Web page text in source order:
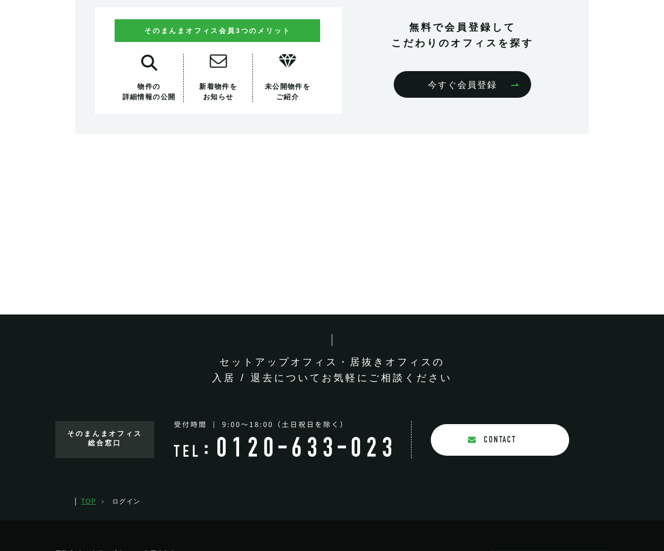
そのまんまオフィス会員3つのメリット
物件の
詳細情報の公開
新着物件を
お知らせ
未公開物件を
ご紹介
無料で会員登録して
こだわりのオフィスを探す
今すぐ会員登録
セットアップオフィス・
居抜きオフィスの
入居 / 退去についてお気軽に ご相談ください
そのまんまオフィス
総合窓口
CONTACT
TOP ログイン